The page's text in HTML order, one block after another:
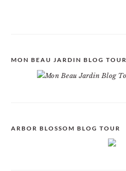
MON BEAU JARDIN BLOG TOUR
ARBOR BLOSSOM BLOG TOUR